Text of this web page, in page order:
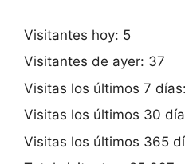
Visitantes hoy: 5
Visitantes de ayer: 37
Visitas los últimos 7 días:
Visitas los últimos 30
Visitas los últimos 365